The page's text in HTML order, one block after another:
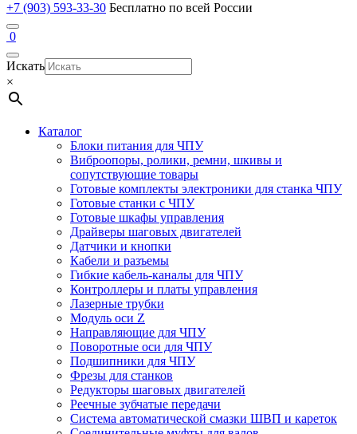
+7 (903) 593-33-30 Бесплатно по всей России
0
Искать
×
Каталог
Блоки питания для ЧПУ
Виброопоры, ролики, ремни, шкивы и
сопутствующие товары
Готовые комплекты электроники для станка ЧПУ
Готовые станки с ЧПУ
Готовые шкафы управления
Драйверы шаговых двигателей
Датчики и кнопки
Кабели и разъемы
Гибкие кабель-каналы для ЧПУ
Контроллеры и платы управления
Лазерные трубки
Модуль оси Z
Направляющие для ЧПУ
Поворотные оси для ЧПУ
Подшипники для ЧПУ
Фрезы для станков
Редукторы шаговых двигателей
Реечные зубчатые передачи
Система автоматической смазки ШВП и кареток